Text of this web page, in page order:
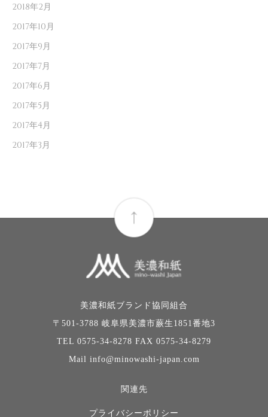
2018年2月
2017年10月
2017年9月
2017年7月
2017年6月
2017年5月
2017年4月
2017年3月
美濃和紙ブランド協同組合
〒501-3788 岐阜県美濃市蕨生1851番地3
TEL 0575-34-8278 FAX 0575-34-8279
Mail info@minowashi-japan.com
関連先
プライバシーポリシー